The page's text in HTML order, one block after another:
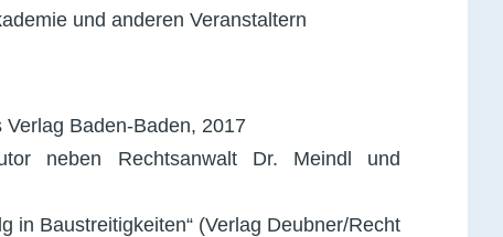
und anderen Veranstaltern
Baden-Baden, 2017
neben Rechtsanwalt Dr. Meindl und
in Baustreitigkeiten“ (Verlag Deubner/Recht